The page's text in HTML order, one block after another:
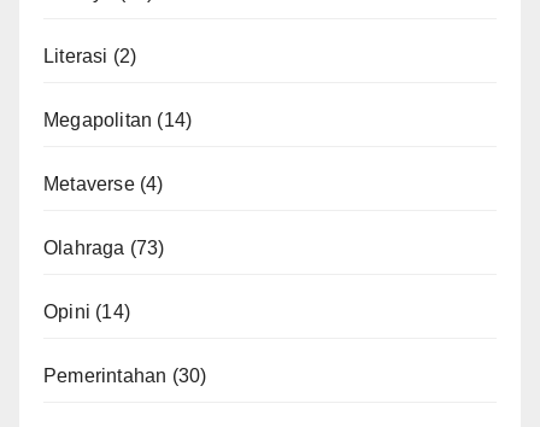
Literasi (2)
Megapolitan (14)
Metaverse(4)
Olahraga (73)
Opini (14)
Pemerintahan (30)